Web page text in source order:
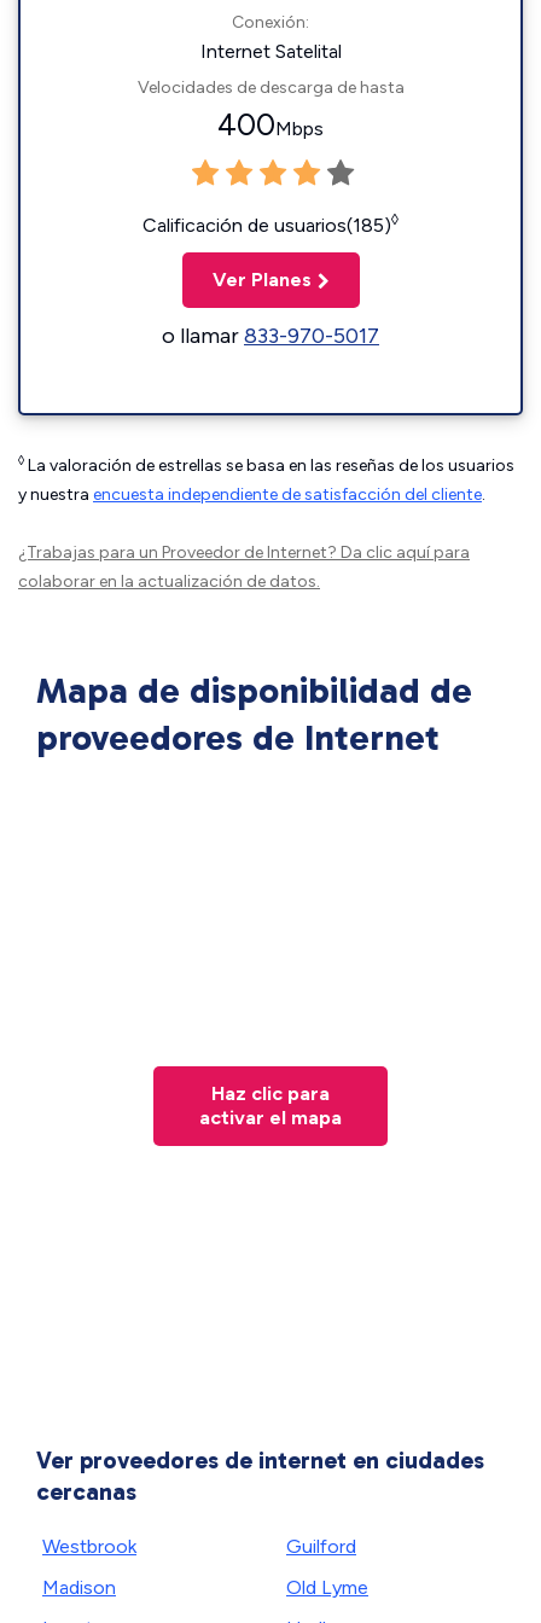
Conexión:
Internet Satelital
Velocidades de descarga de hasta
400Mbps
Calificación de usuarios(185)◊
Ver Planes
o llamar833-970-5017
◊ La valoración de estrellas se basa en las reseñas de los usuarios
y nuestra encuesta independiente de satisfacción del cliente.
¿Trabajas para un Proveedor de Internet? Da clic aquípara
colaborar en la actualización de datos.
Mapa de disponibilidad de
proveedores de Internet
Haz clic para
activar el mapa
Ver proveedores de internet en ciudades
cercanas
Westbrook
Madison
Guilford
Old Lyme